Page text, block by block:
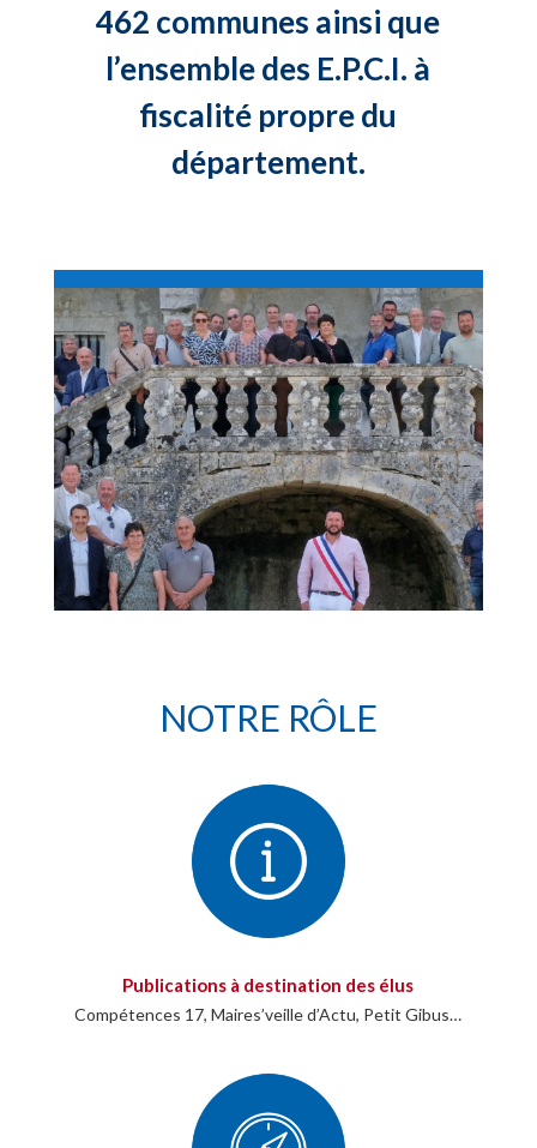
462 communes ainsi que
l’ensemble des E.P.C.I. à
fiscalité propre du
département.
NOTRE RÔLE
Publications à destination des élus
Compétences 17, Maires’veille d’Actu, Petit Gibus…